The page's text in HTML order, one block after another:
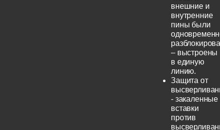
внешние и
внутренние
пины были
– выстроены
в единую
линию.
Защита от
- закаленные
вставки
против